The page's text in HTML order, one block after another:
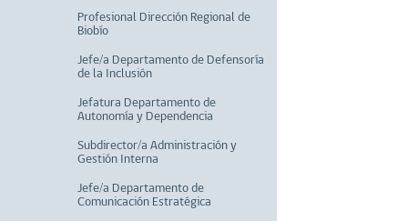
Profesional Dirección Regional de
Biobío
Jefe/a Departamento de Defensoría
de la Inclusión
Jefatura Departamento de
Autonomía y Dependencia
Subdirector/a Administración y
Gestión Interna
Jefe/a Departamento de
Comunicación Estratégica